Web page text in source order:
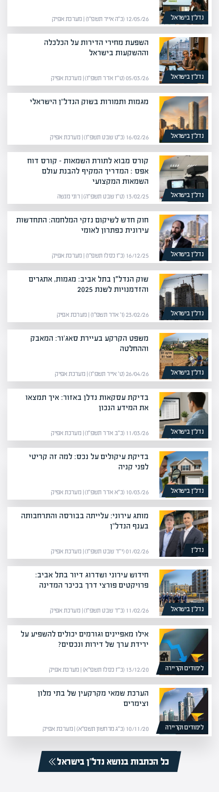
נדל”ן בישראל 12/05/26 (כ״ה אייר תשפ״ו) | מערכת אפיק
נדל”ן בישראל
השפעת מחירי הדירות על הכלכלה
וההשקעות בישראל
05/03/26 (ט״ז אדר תשפ״ו) | מערכת אפיק
נדל”ן בישראל
מגמות ותמורות בשוק הנדל"ן הישראלי
16/02/26 (כ״ט שבט תשפ״ו) | מערכת אפיק
נדל”ן בישראל
קורס מבוא לתורת השמאות – קורס דוח
אפס : המדריך המקיף להבנת עולם
השמאות המקצועי
13/02/25 (ט״ו שבט תשפ״ה) | רוני מנשה
נדל”ן בישראל
חוק חדש לשיקום נזקי המלחמה: התחדשות
עירונית כפתרון לאומי
16/12/25 (כ״ו כסלו תשפ״ו) | מערכת אפיק
נדל”ן בישראל
שוק הנדל״ן בתל אביב: מגמות, אתגרים
והזדמנויות לשנת 2025
23/02/26 (ו׳ אדר תשפ״ו) | מערכת אפיק
נדל”ן בישראל
משפט הקרקע בעיירת סאג'ור: המאבק
וההחלטה
26/04/26 (ט׳ אייר תשפ״ו) | מערכת אפיק
נדל”ן בישראל
בדיקת עסקאות נדלן באזור: איך תמצאו
את המידע הנכון
11/03/26 (כ״ב אדר תשפ״ו) | מערכת אפיק
נדל”ן בישראל
בדיקת עיקולים על נכס: למה זה קריטי
לפני קניה
10/03/26 (כ״א אדר תשפ״ו) | מערכת אפיק
נדל”ן
מותג עירוני: עלייתה בבורסה והתרחבותה
בענף הנדל"ן
01/02/26 (י״ד שבט תשפ״ו) | מערכת אפיק
נדל”ן בישראל
חידוש עירוני ושדרוג דיור בתל אביב:
פרויקטים פורצי דרך בכיכר המדינה
11/02/26 (כ״ד שבט תשפ״ו) | מערכת אפיק
לימודים וקריירה
אילו מאפיינים וגורמים יכולים להשפיע על
ירידת ערך של דירות ונכסים?
13/12/20 (כ״ז כסלו תשפ״א) | מערכת אפיק
לימודים וקריירה
הערכת שמאי מקרקעין של בתי מלון
וצימרים
10/11/20 (כ״ג מרחשון תשפ״א) | מערכת אפיק
כל הכתבות בנושא נדל”ן בישראל